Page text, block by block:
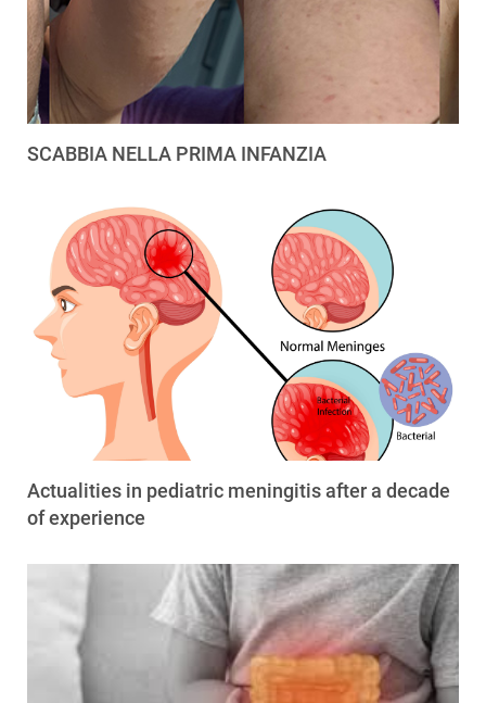
SCABBIA NELLA PRIMA INFANZIA
Actualities in pediatric meningitis after a decade
of experience